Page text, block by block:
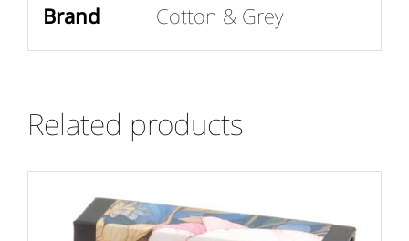
Brand
Cotton & Grey
Related products